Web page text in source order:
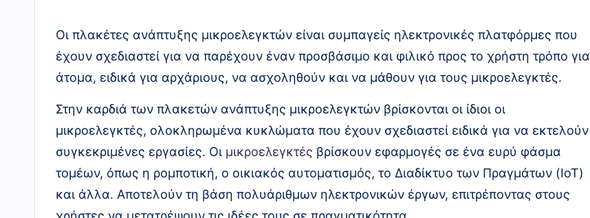
Οι πλακέτες ανάπτυξης μικροελεγκτών είναι συμπαγείς ηλεκτρονικές πλατφόρμες που
έχουν σχεδιαστεί για να παρέχουν έναν προσβάσιμο και φιλικό προς το χρήστη τρόπο για
άτομα, ειδικά για αρχάριους, να ασχοληθούν και να μάθουν για τους μικροελεγκτές.
Στην καρδιά των πλακετών ανάπτυξης μικροελεγκτών βρίσκονται οι ίδιοι οι
μικροελεγκτές, ολοκληρωμένα κυκλώματα που έχουν σχεδιαστεί ειδικά για να εκτελούν
συγκεκριμένες εργασίες. Οι μικροελεγκτές βρίσκουν εφαρμογές σε ένα ευρύ φάσμα
τομέων, όπως η ρομποτική, ο οικιακός αυτοματισμός, το Διαδίκτυο των Πραγμάτων (IoT)
και άλλα. Αποτελούν τη βάση πολυάριθμων ηλεκτρονικών έργων, επιτρέποντας στους